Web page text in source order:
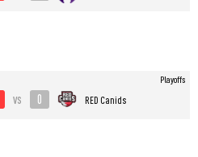
vs 0 RED Canids
Playoffs